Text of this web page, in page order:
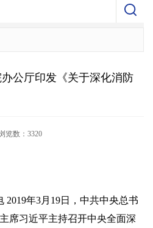
公厅印发《关于深化消防
览数：3320
2019年3月19日，中共中央总书
席习近平主持召开中央全面深